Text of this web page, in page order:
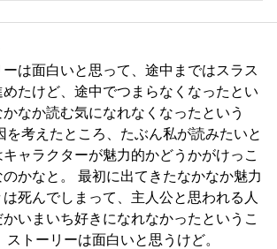
ーは面白いと思って、途中まではスラス
めたけど、途中でつまらなくなったとい
かなか読む気になれなくなったという
を考えたところ、たぶん私が読みたいと
キャラクターが魅力的かどうかがけっこ
のかなと。 最初に出てきたなかなか魅力
は死んでしまって、主人公と思われる人
かいまいち好きになれなかったというこ
ストーリーは面白いと思うけど。